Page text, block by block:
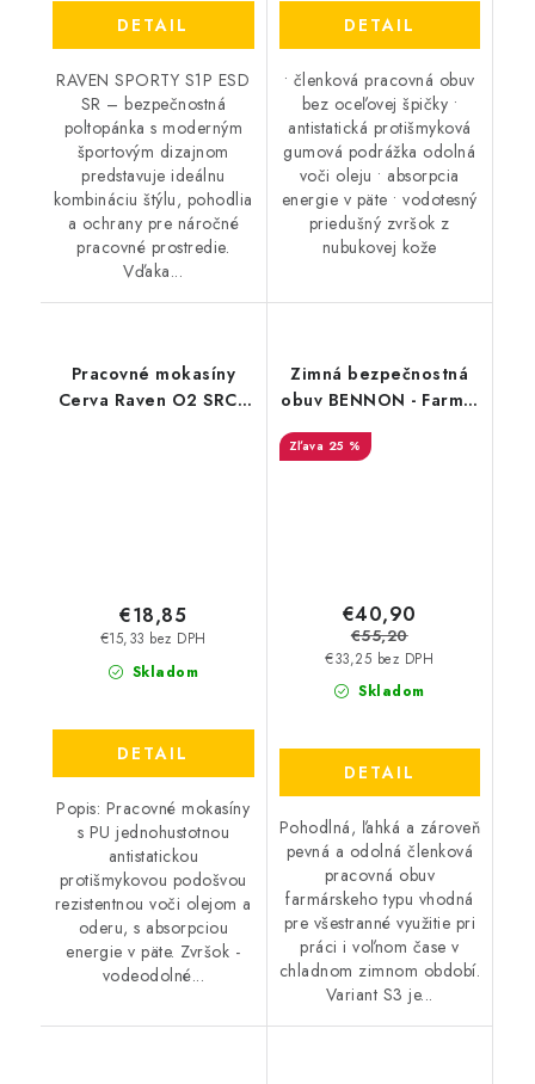
DETAIL
RAVEN SPORTY S1P ESD
SR – bezpečnostná
poltopánka s moderným
športovým dizajnom
predstavuje ideálnu
kombináciu štýlu, pohodlia
a ochrany pre náročné
pracovné prostredie.
Vďaka...
DETAIL
• členková pracovná obuv
bez oceľovej špičky •
antistatická protišmyková
gumová podrážka odolná
voči oleju • absorpcia
energie v päte • vodotesný
priedušný zvršok z
nubukovej kože
Pracovné mokasíny
Cerva Raven O2 SRC -
Skladom
€15,33 bez DPH
€18,85
DETAIL
Popis: Pracovné mokasíny
s PU jednohustotnou
antistatickou
protišmykovou podošvou
rezistentnou voči olejom a
oderu, s absorpciou
energie v päte. Zvršok -
vodeodolné...
Zimná bezpečnostná
obuv BENNON - Farmis
S3 Winter High -
zateplená - Výpredaj
25 %
Skladom
€33,25 bez DPH
€40,90
€55,20
DETAIL
Pohodlná, ľahká a zároveň
pevná a odolná členková
pracovná obuv
farmárskeho typu vhodná
pre všestranné využitie pri
práci i voľnom čase v
chladnom zimnom období.
Variant S3 je...